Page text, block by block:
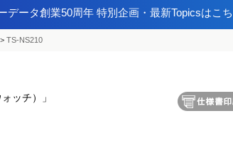
データ創業50周年 特別企画・最新Topicsはこち
> TS-NS210
ッチ）」